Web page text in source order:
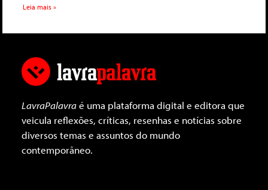
Leia mais »
LavraPalavraé uma plataforma digital e editora que
veicula reflexões, críticas, resenhas e notícias sobre
diversos temas e assuntos do mundo
contemporâneo.